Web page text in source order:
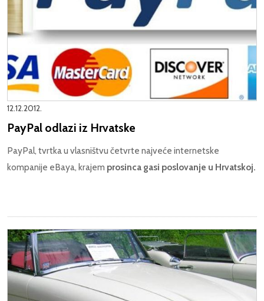
12.12.2012.
PayPal odlazi iz Hrvatske
PayPal, tvrtka u vlasništvu četvrte najveće internetske
kompanije eBaya, krajem prosinca gasi poslovanje u Hrvatskoj.